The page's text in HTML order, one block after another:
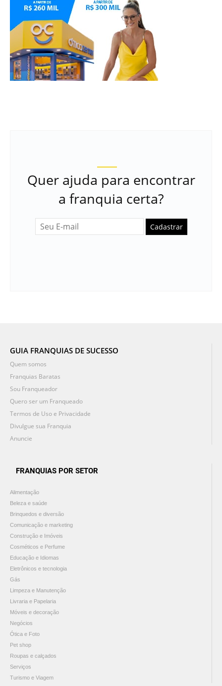
Quer ajuda para encontrar
a franquia certa?
Cadastrar
GUIA FRANQUIAS DE SUCESSO
Quem somos
Franquias Baratas
Sou Franqueador
Quero ser um Franqueado
Termos de Uso e Privacidade
Divulgue sua Franquia
Anuncie
FRANQUIAS POR SETOR
Alimentação
Beleza e saúde
Brinquedos e diversão
Comunicação e marketing
Construção e Imóveis
Cosméticos e Perfume
Educação e Idiomas
Eletrônicos e tecnologia
Gás
Limpeza e Manutenção
Livraria e Papelaria
Móveis e decoração
Negócios
Ótica e Foto
Pet shop
Roupas e calçados
Serviços
Turismo e Viagem